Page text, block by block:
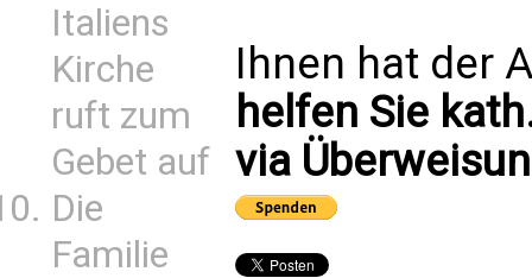
Italiens
Kirche
ruft zum
Gebet auf
Die
Familie
Ihnen hat der
helfen Sie
via